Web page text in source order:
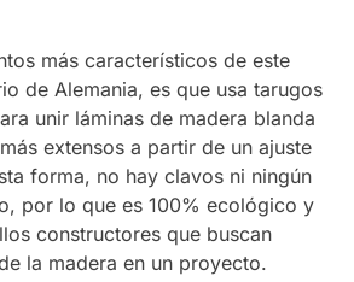
más característicos de este
de Alemania, es que usa tarugos
unir láminas de madera blanda
extensos a partir de un ajuste
forma, no hay clavos ni ningún
por lo que es 100% ecológico y
constructores que buscan
la madera en un proyecto.